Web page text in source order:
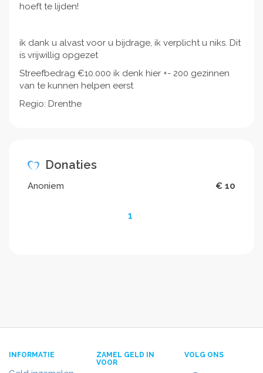
hoeft te lijden!
ik dank u alvast voor u bijdrage, ik verplicht u niks. Dit
is vrijwillig opgezet
Streefbedrag €10.000 ik denk hier +- 200 gezinnen
van te kunnen helpen eerst
Regio: Drenthe
Donaties
Anoniem € 10
1
INFORMATIE
ZAMEL GELD IN
VOOR
VOLG ONS